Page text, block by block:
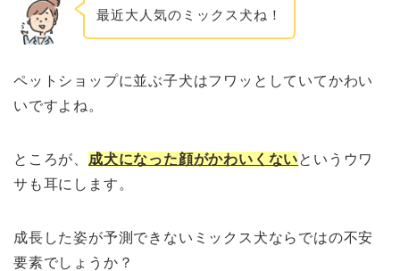
最近大人気のミックス犬ね！
ペットショップに並ぶ子犬はフワッとしていてかわい
いですよね。
ところが、 成犬になった顔がかわいくないというウワ
サも耳にします。
成長した姿が予測できないミックス犬ならではの不安
要素でしょうか？